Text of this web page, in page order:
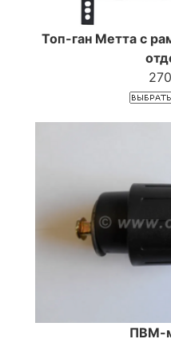
Топ-ган Метта с
ПВМ-